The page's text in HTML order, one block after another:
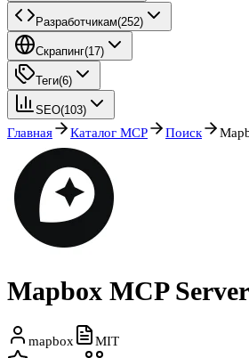
Разработчикам(252)
Скрапинг(17)
Теги(6)
SEO(103)
Главная Каталог MCP Поиск
Mapbox MCP Server
mapbox
MIT